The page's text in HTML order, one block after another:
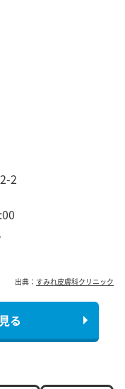
2
出典： すみれ皮膚科クリニック
る